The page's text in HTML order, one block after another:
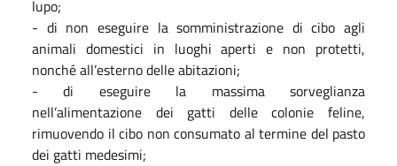
lupo;
- di non eseguire la somministrazione di cibo agli
animali domestici in luoghi aperti e non protetti,
nonché all’esterno delle abitazioni;
- di eseguire la massima sorveglianza
nell’alimentazione dei gatti delle colonie feline,
rimuovendo il cibo non consumato al termine del pasto
dei gatti medesimi;